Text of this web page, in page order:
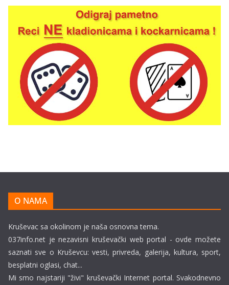
O NAMA
Kruševac sa okolinom je naša osnovna tema.
037info.net je nezavisni kruševački web portal - ovde možete
saznati sve o Kruševcu: vesti, privreda, galerija, kultura, sport,
besplatni oglasi, chat...
Mi smo najstariji "živi" kruševački Internet portal. Svakodnevno